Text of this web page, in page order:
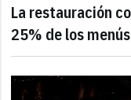
La restauración
25% de los